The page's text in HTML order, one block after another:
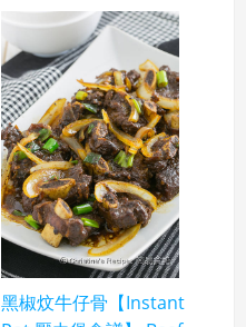
黑椒炆牛仔骨【Instant